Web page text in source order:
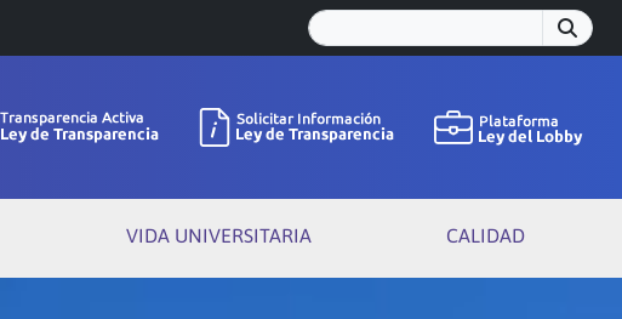
VIDA UNIVERSITARIA CALIDAD